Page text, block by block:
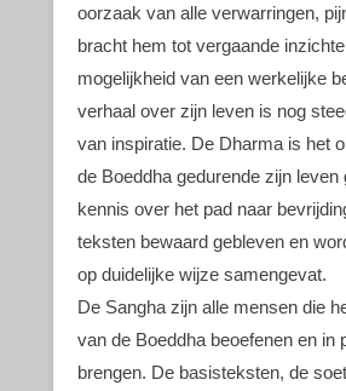
oorzaak van alle verwarringen,
bracht hem tot vergaande
mogelijkheid van een werkelijke
verhaal over zijn leven is nog
van inspiratie. De Dharma is het
de Boeddha gedurende zijn leven
kennis over het pad naar
teksten bewaard gebleven en
op duidelijke wijze samengevat.
De Sangha zijn alle mensen die
van de Boeddha beoefenen en in
brengen. De basisteksten, de